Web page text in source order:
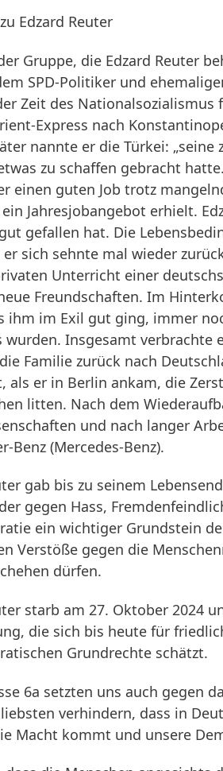
Edzard Reuter
Gruppe, die Edzard Reuter
SPD-Politiker und
Zeit des Nationalsozialismus
Express nach
nannte er die Türkei:
zu schaffen gebracht
einen guten Job trotz
Jahresjobangebot erhielt.
gefallen hat. Die
er sich sehnte mal wieder
Unterricht einer
Freundschaften. Im
ihm im Exil gut ging, immer
wurden. Insgesamt verbrachte
Familie zurück nach
als er in Berlin ankam, die
litten. Nach dem
und nach langer
Benz (Mercedes-Benz).
gab bis zu seinem
gegen Hass,
ein wichtiger Grundstein
Verstöße gegen die
dürfen.
starb am 27. Oktober 2024
die sich bis heute für
Grundrechte schätzt.
6a setzten uns auch gegen
verhindern, dass in
Macht kommt und unsere